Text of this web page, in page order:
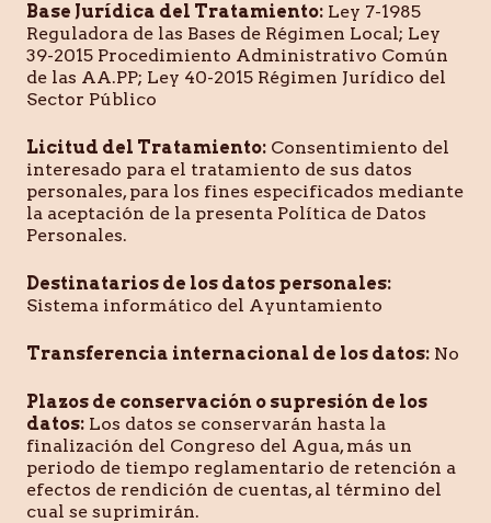
Base Jurídica del Tratamiento: Ley 7-1985
Reguladora de las Bases de Régimen Local; Ley
39-2015 Procedimiento Administrativo Común
de las AA.PP; Ley 40-2015 Régimen Jurídico del
Sector Público
Licitud del Tratamiento: Consentimiento del
interesado para el tratamiento de sus datos
personales, para los fines especificados mediante
la aceptación de la presenta Política de Datos
Personales.
Destinatarios de los datos personales:
Sistema informático del Ayuntamiento
Transferencia internacional de los datos: No
Plazos de conservación o supresión de los
datos: Los datos se conservarán hasta la
finalización del Congreso del Agua, más un
periodo de tiempo reglamentario de retención a
efectos de rendición de cuentas, al término del
cual se suprimirán.